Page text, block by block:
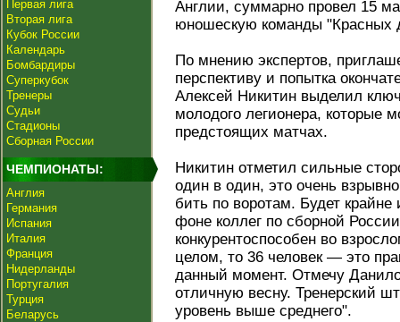
Первая лига
Вторая лига
Кубок России
Календарь
Бомбардиры
Суперкубок
Тренеры
Судьи
Стадионы
Сборная России
ЧЕМПИОНАТЫ:
Англия
Германия
Испания
Италия
Франция
Нидерланды
Португалия
Турция
Беларусь
Англии, суммарно провел 15
юношескую команды "Красных
По мнению экспертов,
перспективу и попытка
Алексей Никитин выделил
молодого легионера, которые
предстоящих матчах.
Никитин отметил сильные
один в один, это очень
бить по воротам. Будет крайне
фоне коллег по сборной
конкурентоспособен во
целом, то 36 человек — это
данный момент. Отмечу
отличную весну. Тренерский
уровень выше среднего".